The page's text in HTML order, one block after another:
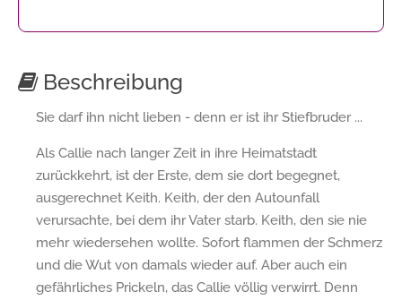
Beschreibung
Sie darf ihn nicht lieben - denn er ist ihr Stiefbruder ...
Als Callie nach langer Zeit in ihre Heimatstadt
zurückkehrt, ist der Erste, dem sie dort begegnet,
ausgerechnet Keith. Keith, der den Autounfall
verursachte, bei dem ihr Vater starb. Keith, den sie nie
mehr wiedersehen wollte. Sofort flammen der Schmerz
und die Wut von damals wieder auf. Aber auch ein
gefährliches Prickeln, das Callie völlig verwirrt. Denn